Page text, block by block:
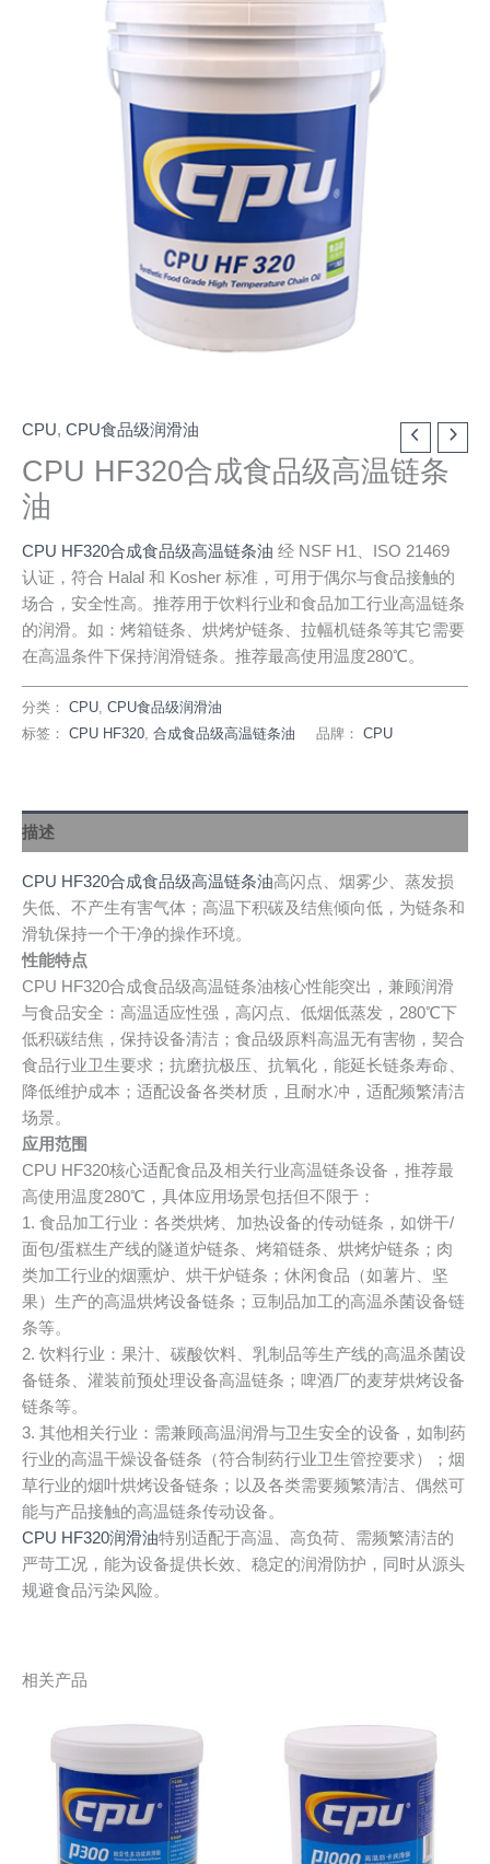
CPU, CPU食品级润滑油
CPU HF320合成食品级高温链条
油
CPU HF320合成食品级高温链条油 经 NSF H1、ISO 21469
认证，符合 Halal 和 Kosher 标准，可用于偶尔与食品接触的
场合，安全性高。推荐用于饮料行业和食品加工行业高温链条
的润滑。如：烤箱链条、烘烤炉链条、拉幅机链条等其它需要
在高温条件下保持润滑链条。推荐最高使用温度280℃。
分类： CPU CPU食品级润滑油
标签： CPU HF320 合成食品级高温链条油 品牌： CPU
描述
CPU HF320合成食品级高温链条油高闪点、烟雾少、蒸发损
失低、不产生有害气体；高温下积碳及结焦倾向低，为链条和
滑轨保持一个干净的操作环境。
性能特点
CPU HF320合成食品级高温链条油核心性能突出，兼顾润滑
与食品安全：高温适应性强，高闪点、低烟低蒸发，280℃下
低积碳结焦，保持设备清洁；食品级原料高温无有害物，契合
食品行业卫生要求；抗磨抗极压、抗氧化，能延长链条寿命、
降低维护成本；适配设备各类材质，且耐水冲，适配频繁清洁
场景。
应用范围
CPU HF320核心适配食品及相关行业高温链条设备，推荐最
高使用温度280℃，具体应用场景包括但不限于：
1. 食品加工行业：各类烘烤、加热设备的传动链条，如饼干/
面包/蛋糕生产线的隧道炉链条、烤箱链条、烘烤炉链条；肉
类加工行业的烟熏炉、烘干炉链条；休闲食品（如薯片、坚
果）生产的高温烘烤设备链条；豆制品加工的高温杀菌设备链
条等。
2. 饮料行业：果汁、碳酸饮料、乳制品等生产线的高温杀菌设
备链条、灌装前预处理设备高温链条；啤酒厂的麦芽烘烤设备
链条等。
3. 其他相关行业：需兼顾高温润滑与卫生安全的设备，如制药
行业的高温干燥设备链条（符合制药行业卫生管控要求）；烟
草行业的烟叶烘烤设备链条；以及各类需要频繁清洁、偶然可
能与产品接触的高温链条传动设备。
CPU HF320润滑油特别适配于高温、高负荷、需频繁清洁的
严苛工况，能为设备提供长效、稳定的润滑防护，同时从源头
规避食品污染风险。
相关产品